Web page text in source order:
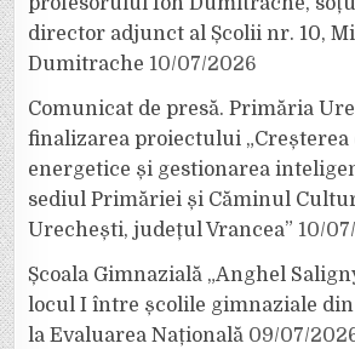
director adjunct al Școlii nr. 10,
Dumitrache 10/07/2026
Comunicat de presă. Primăria
finalizarea proiectului „Creșterea
energetice și gestionarea
sediul Primăriei și Căminul
Urechești, județul Vrancea” 10/
Școala Gimnazială „Anghel
locul I între școlile gimnaziale
la Evaluarea Națională 09/07/